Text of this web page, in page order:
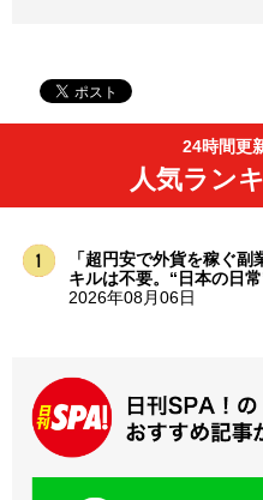
24時間更
人気ラン
「超円安で外貨を稼ぐ
キルは不要。“日本の日
2026年08月06日